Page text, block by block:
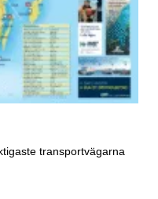
transportvägarna